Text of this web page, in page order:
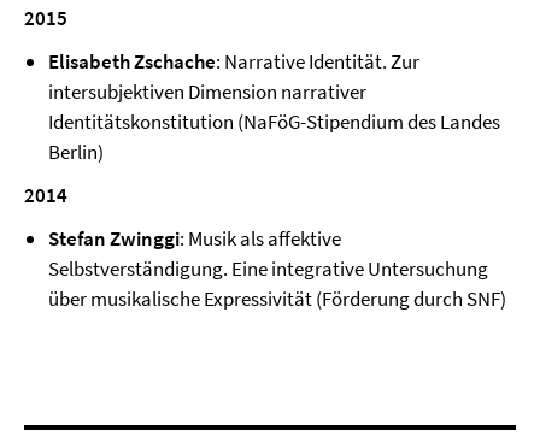
2015
Elisabeth Zschache: Narrative Identität. Zur
intersubjektiven Dimension narrativer
Identitätskonstitution (NaFöG-Stipendium des Landes
Berlin)
2014
Stefan Zwinggi: Musik als affektive
Selbstverständigung. Eine integrative Untersuchung
über musikalische Expressivität (Förderung durch SNF)